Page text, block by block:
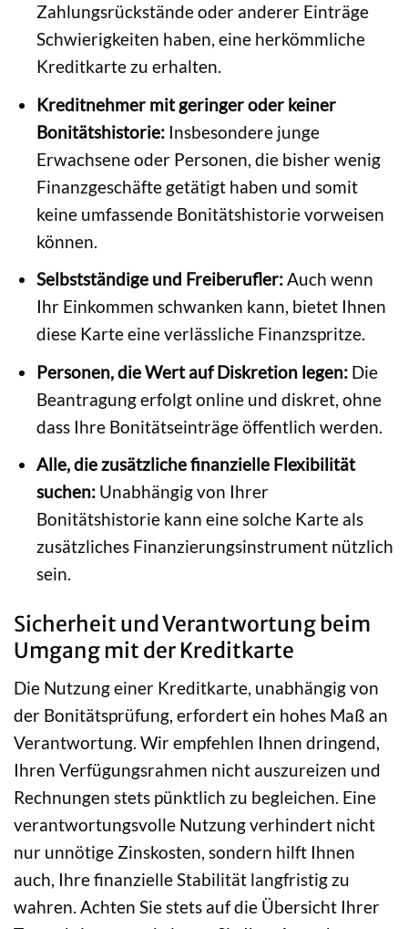
Zahlungsrückstände oder anderer Einträge
Schwierigkeiten haben, eine herkömmliche
Kreditkarte zu erhalten.
Kreditnehmer mit geringer oder keiner
Bonitätshistorie:Insbesondere junge
Erwachsene oder Personen, die bisher wenig
Finanzgeschäfte getätigt haben und somit
keine umfassende Bonitätshistorie vorweisen
können.
Selbstständige und Freiberufler:Auch wenn
Ihr Einkommen schwanken kann, bietet Ihnen
diese Karte eine verlässliche Finanzspritze.
Personen, die Wert auf Diskretion legen:Die
Beantragung erfolgt online und diskret, ohne
dass Ihre Bonitätseinträge öffentlich werden.
Alle, die zusätzliche finanzielle Flexibilität
suchen:Unabhängig von Ihrer
Bonitätshistorie kann eine solche Karte als
zusätzliches Finanzierungsinstrument nützlich
sein.
Sicherheit und Verantwortung beim
Umgang mit der Kreditkarte
Die Nutzung einer Kreditkarte, unabhängig von
der Bonitätsprüfung, erfordert ein hohes Maß an
Verantwortung. Wir empfehlen Ihnen dringend,
Ihren Verfügungsrahmen nicht auszureizen und
Rechnungen stets pünktlich zu begleichen. Eine
verantwortungsvolle Nutzung verhindert nicht
nur unnötige Zinskosten, sondern hilft Ihnen
auch, Ihre finanzielle Stabilität langfristig zu
wahren. Achten Sie stets auf die Übersicht Ihrer